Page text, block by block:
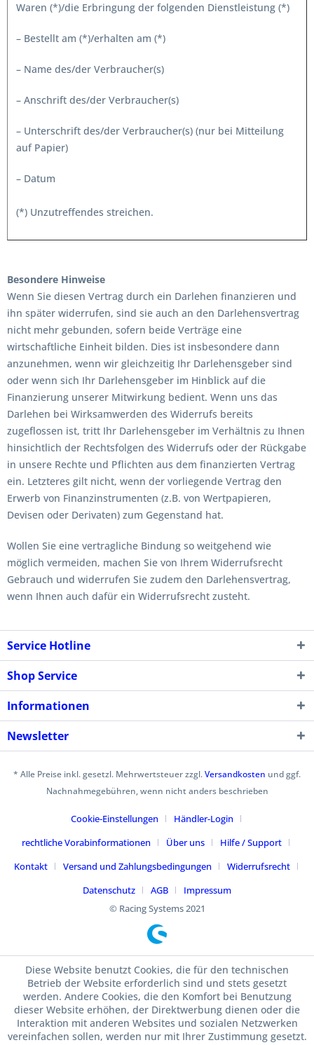
Waren (*)/die Erbringung der folgenden Dienstleistung (*)
– Bestellt am (*)/erhalten am (*)
– Name des/der Verbraucher(s)
– Anschrift des/der Verbraucher(s)
– Unterschrift des/der Verbraucher(s) (nur bei Mitteilung
auf Papier)
– Datum
(*) Unzutreffendes streichen.
Besondere Hinweise
Wenn Sie diesen Vertrag durch ein Darlehen finanzieren und
ihn später widerrufen, sind sie auch an den Darlehensvertrag
nicht mehr gebunden, sofern beide Verträge eine
wirtschaftliche Einheit bilden. Dies ist insbesondere dann
anzunehmen, wenn wir gleichzeitig Ihr Darlehensgeber sind
oder wenn sich Ihr Darlehensgeber im Hinblick auf die
Finanzierung unserer Mitwirkung bedient. Wenn uns das
Darlehen bei Wirksamwerden des Widerrufs bereits
zugeflossen ist, tritt Ihr Darlehensgeber im Verhältnis zu Ihnen
hinsichtlich der Rechtsfolgen des Widerrufs oder der Rückgabe
in unsere Rechte und Pflichten aus dem finanzierten Vertrag
ein. Letzteres gilt nicht, wenn der vorliegende Vertrag den
Erwerb von Finanzinstrumenten (z.B. von Wertpapieren,
Devisen oder Derivaten) zum Gegenstand hat.
Wollen Sie eine vertragliche Bindung so weitgehend wie
möglich vermeiden, machen Sie von Ihrem Widerrufsrecht
Gebrauch und widerrufen Sie zudem den Darlehensvertrag,
wenn Ihnen auch dafür ein Widerrufsrecht zusteht.
Service Hotline
Shop Service
Informationen
Newsletter
* Alle Preise inkl. gesetzl. Mehrwertsteuer zzgl.Versandkosten und ggf.
Nachnahmegebühren, wenn nicht anders beschrieben
Cookie-Einstellungen
Händler-Login
rechtliche Vorabinformationen
Über uns
Hilfe / Support
Kontakt
Versand und Zahlungsbedingungen
Widerrufsrecht
Datenschutz
AGB
Impressum
© Racing Systems 2021
Diese Website benutzt Cookies, die für den technischen
Betrieb der Website erforderlich sind und stets gesetzt
werden. Andere Cookies, die den Komfort bei Benutzung
dieser Website erhöhen, der Direktwerbung dienen oder die
Interaktion mit anderen Websites und sozialen Netzwerken
vereinfachen sollen, werden nur mit Ihrer Zustimmung gesetzt.